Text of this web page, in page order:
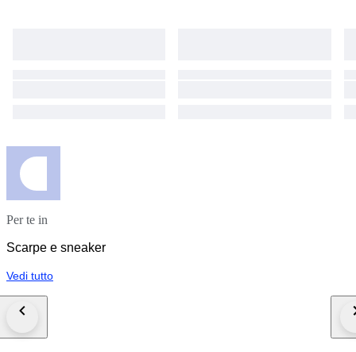
Per te in
Scarpe e sneaker
Vedi tutto